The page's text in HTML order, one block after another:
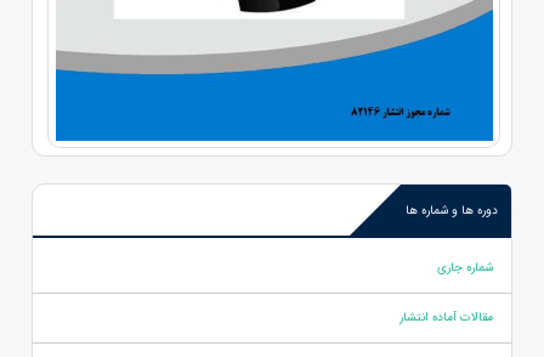
دوره ها و شماره ها
شماره جاری
مقالات آماده انتشار